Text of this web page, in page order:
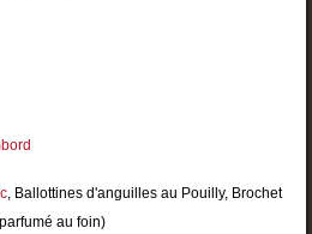
, Ballottines d'anguilles au Pouilly, Brochet
au foin)